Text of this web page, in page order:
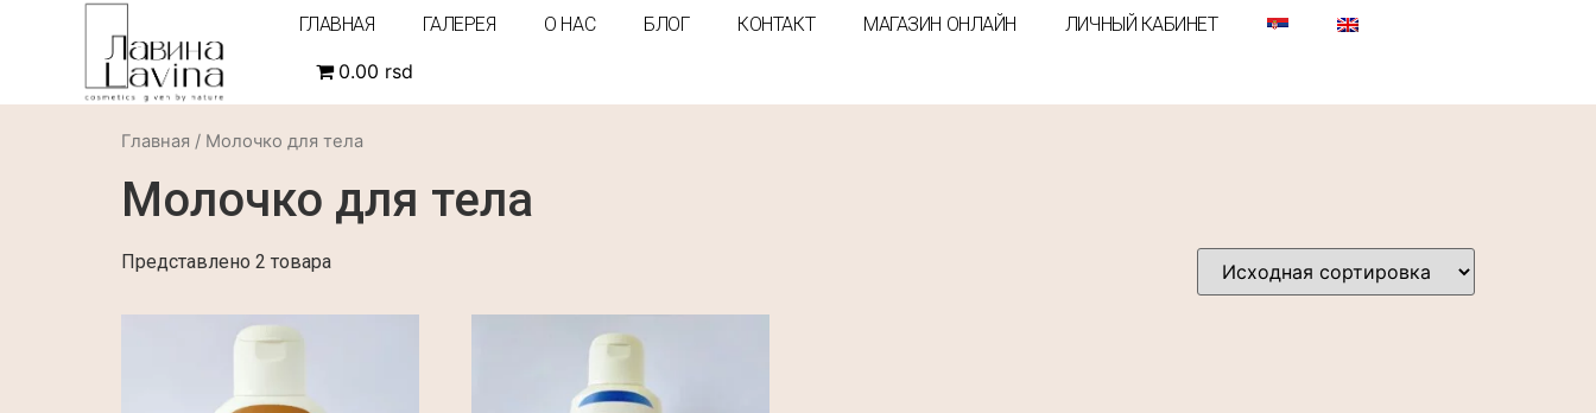
ГЛАВНАЯ ГАЛЕРЕЯ О НАС БЛОГ КОНТАКТ МАГАЗИН ОНЛАЙН ЛИЧНЫЙ КАБИНЕТ
0.00 rsd
Главная / Молочко для тела
Молочко для тела
Представлено 2 товара